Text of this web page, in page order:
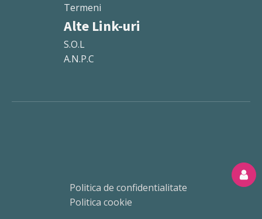
Termeni
Alte Link-uri
S.O.L
A.N.P.C
Politica de confidentialitate
Politica cookie